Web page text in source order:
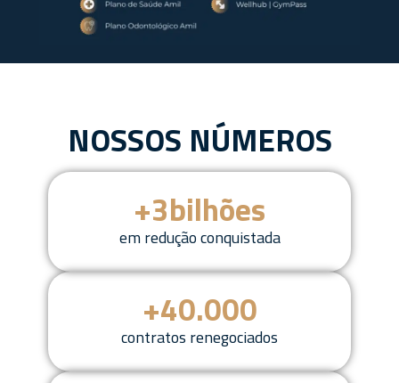
NOSSOS NÚMEROS
+3bilhões
em redução conquistada
+40.000
contratos renegociados